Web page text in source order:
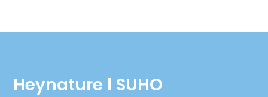
Heynature l SUHO